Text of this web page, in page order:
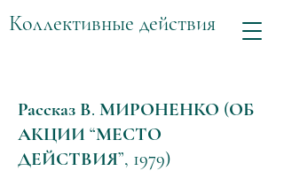
Коллективные действия
Рассказ В. МИРОНЕНКО (ОБ
АКЦИИ “МЕСТО
ДЕЙСТВИЯ”, 1979)